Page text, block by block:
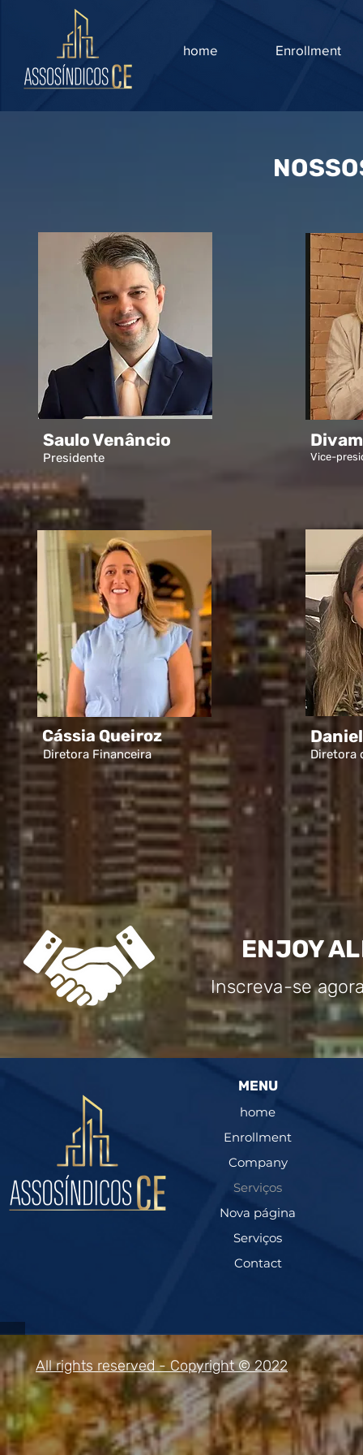
home Enrollment
Saulo Venâncio
Presidente
Cássia Queiroz
Diretora Financeira
Vice-
Diretora
ENJOY
Inscreva-se
MENU
home
Enrollment
Company
Serviços
Nova página
Serviços
Contact
All rights reserved - Copyright © 2022